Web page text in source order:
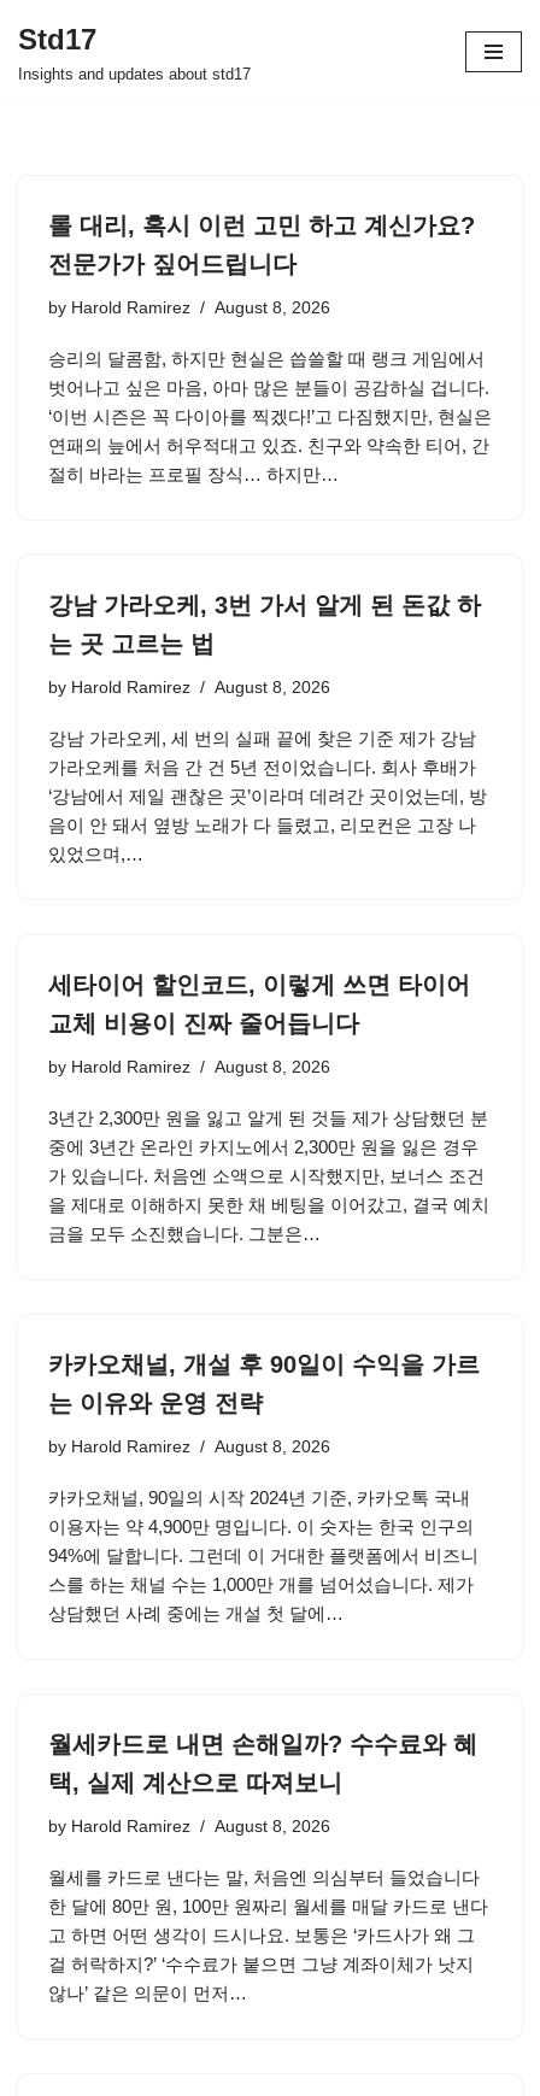
Skip
Std17
Insights and updates about std17
롤 대리, 혹시 이런 고민 하고 계신가요?
전문가가 짚어드립니다
by Harold Ramirez August 8, 2026
승리의 달콤함, 하지만 현실은 씁쓸할 때 랭크 게임에서
벗어나고 싶은 마음, 아마 많은 분들이 공감하실 겁니다.
‘이번 시즌은 꼭 다이아를 찍겠다!’고 다짐했지만, 현실은
연패의 늪에서 허우적대고 있죠. 친구와 약속한 티어, 간
절히 바라는 프로필 장식… 하지만…
강남 가라오케, 3번 가서 알게 된 돈값 하
는 곳 고르는 법
by Harold Ramirez August 8, 2026
강남 가라오케, 세 번의 실패 끝에 찾은 기준 제가 강남
가라오케를 처음 간 건 5년 전이었습니다. 회사 후배가
‘강남에서 제일 괜찮은 곳’이라며 데려간 곳이었는데, 방
음이 안 돼서 옆방 노래가 다 들렸고, 리모컨은 고장 나
있었으며,…
세타이어 할인코드, 이렇게 쓰면 타이어
교체 비용이 진짜 줄어듭니다
by Harold Ramirez August 8, 2026
3년간 2,300만 원을 잃고 알게 된 것들 제가 상담했던 분
중에 3년간 온라인 카지노에서 2,300만 원을 잃은 경우
가 있습니다. 처음엔 소액으로 시작했지만, 보너스 조건
을 제대로 이해하지 못한 채 베팅을 이어갔고, 결국 예치
금을 모두 소진했습니다. 그분은…
카카오채널, 개설 후 90일이 수익을 가르
는 이유와 운영 전략
by Harold Ramirez August 8, 2026
카카오채널, 90일의 시작 2024년 기준, 카카오톡 국내
이용자는 약 4,900만 명입니다. 이 숫자는 한국 인구의
94%에 달합니다. 그런데 이 거대한 플랫폼에서 비즈니
스를 하는 채널 수는 1,000만 개를 넘어섰습니다. 제가
상담했던 사례 중에는 개설 첫 달에…
월세카드로 내면 손해일까? 수수료와 혜
택, 실제 계산으로 따져보니
by Harold Ramirez August 8, 2026
월세를 카드로 낸다는 말, 처음엔 의심부터 들었습니다
한 달에 80만 원, 100만 원짜리 월세를 매달 카드로 낸다
고 하면 어떤 생각이 드시나요. 보통은 ‘카드사가 왜 그
걸 허락하지?’ ‘수수료가 붙으면 그냥 계좌이체가 낫지
않나’ 같은 의문이 먼저…